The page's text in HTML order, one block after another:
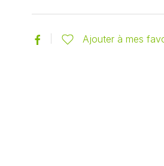
Ajouter à mes